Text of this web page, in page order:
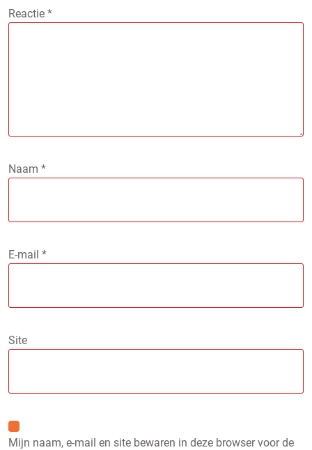
Reactie *
Naam *
E-mail *
Site
Mijn naam, e-mail en site bewaren in deze browser voor de